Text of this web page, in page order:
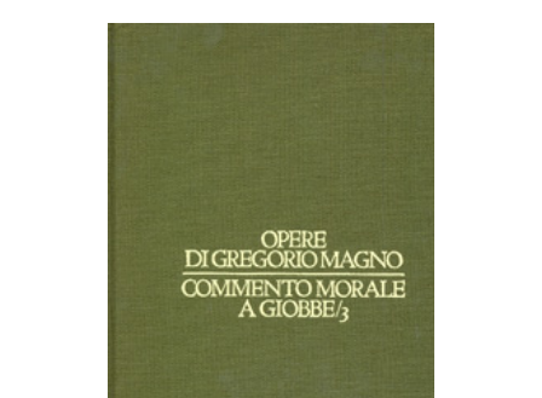
AGGIUNGI AL CARRELLO